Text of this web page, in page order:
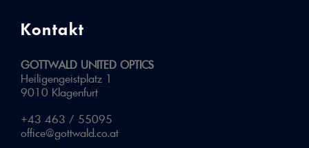
Kontakt
GOTTWALD UNITED OPTICS
Heiligengeistplatz 1
9010 Klagenfurt
+43 463 / 55095
office@gottwald.co.at